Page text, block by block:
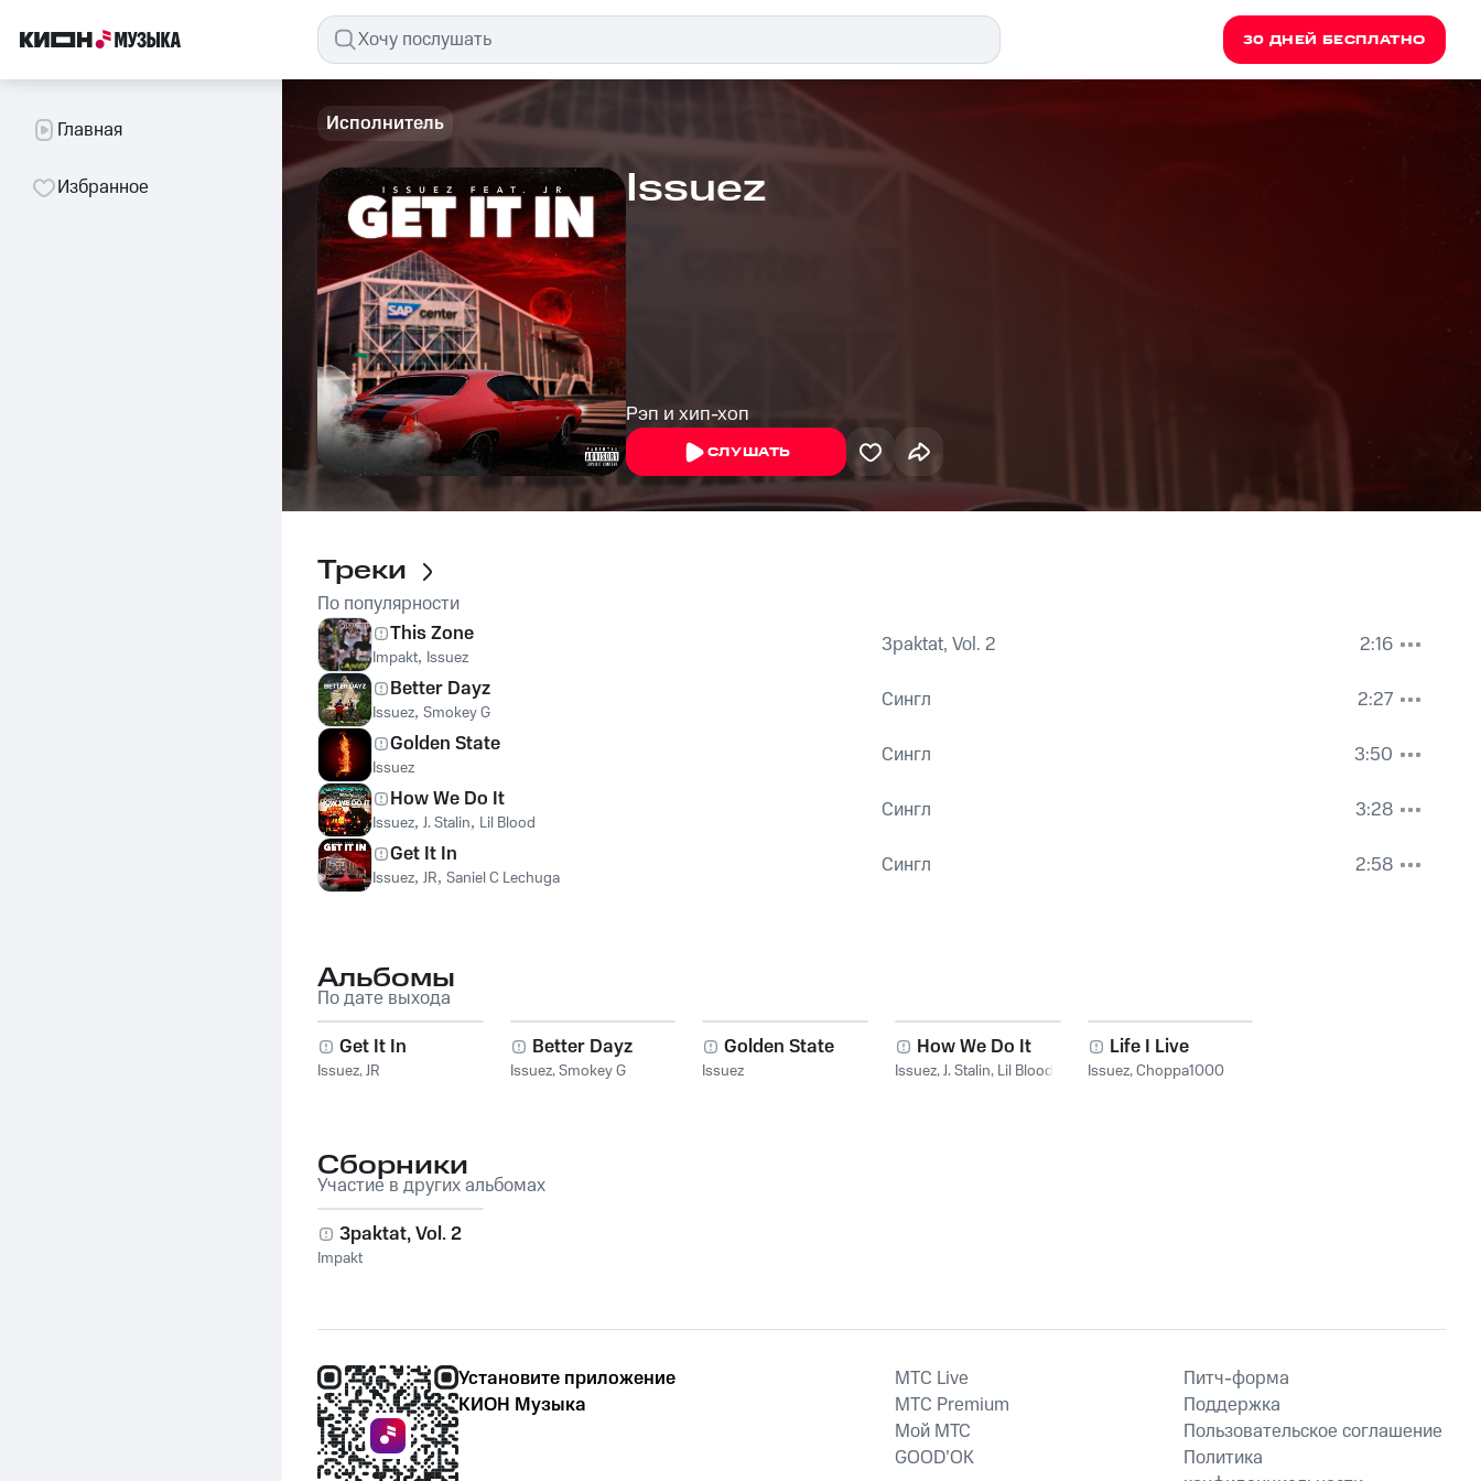
30 ДНЕЙ БЕСПЛАТНО
Главная
Избранное
Исполнитель
Issuez
Рэп и хип-хоп
СЛУШАТЬ
Треки
По популярности
This Zone
Impakt, Issuez 3paktat, Vol. 2
2:16
Better Dayz
Issuez, Smokey G Сингл
2:27
Golden State
Issuez Сингл
3:50
How We Do It
Issuez, J. Stalin, Lil Blood Сингл
3:28
Get It In
Issuez, JR, Saniel C Lechuga Сингл 2:58
Альбомы
По дате выхода
Get It In
Issuez,JR
Better Dayz
Issuez,Smokey G
Golden State
Issuez
How We Do It
Issuez,J. Stalin, Lil Blood
Life I Live
Issuez,Choppa1000
Сборники
Участие в других альбомах
3paktat, Vol. 2
Impakt
Установите приложение
КИОН Музыка
MTС Live
MTС Premium
Мой МТС
GOOD’OK
Питч-форма
Поддержка
Пользовательское соглашение
Политика